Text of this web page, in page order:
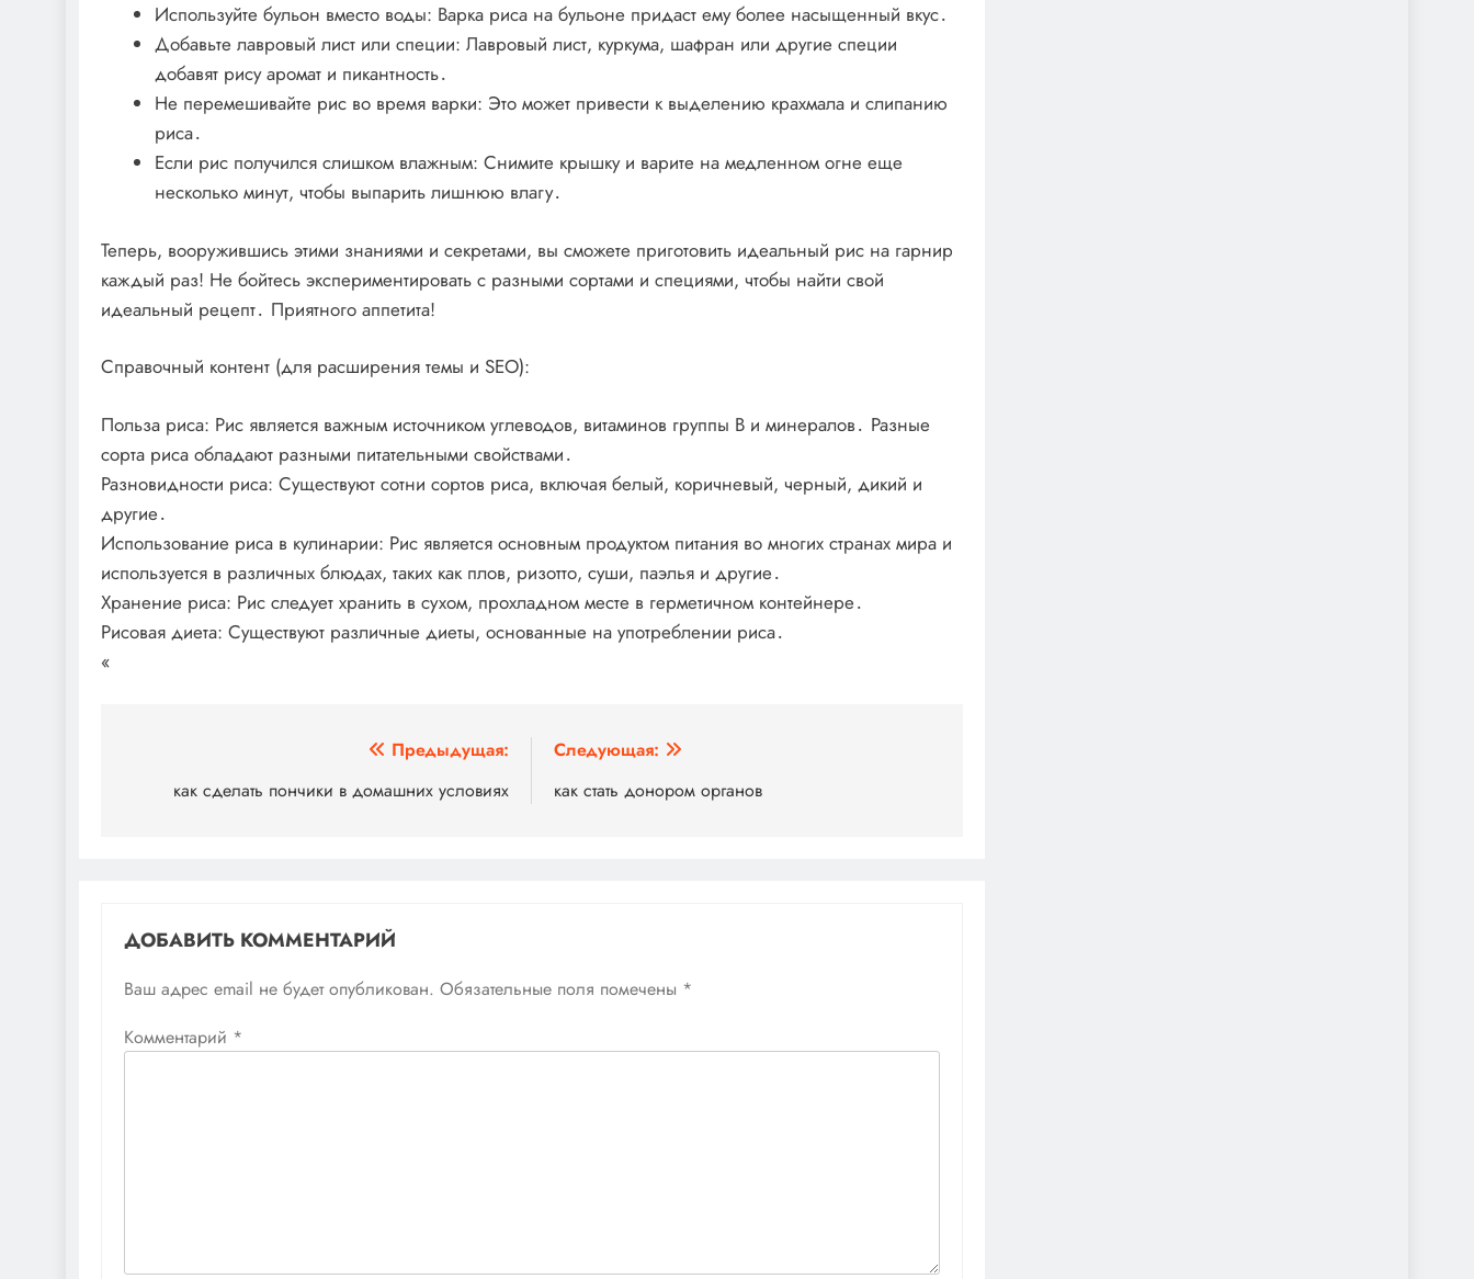
Используйте бульон вместо воды: Варка риса на бульоне придаст ему более насыщенный вкус․
Добавьте лавровый лист или специи: Лавровый лист, куркума, шафран или другие специи
добавят рису аромат и пикантность․
Не перемешивайте рис во время варки: Это может привести к выделению крахмала и слипанию
риса․
Если рис получился слишком влажным: Снимите крышку и варите на медленном огне еще
несколько минут, чтобы выпарить лишнюю влагу․
Теперь, вооружившись этими знаниями и секретами, вы сможете приготовить идеальный рис на гарнир
каждый раз! Не бойтесь экспериментировать с разными сортами и специями, чтобы найти свой
идеальный рецепт․ Приятного аппетита!
Справочный контент (для расширения темы и SEO):
Польза риса: Рис является важным источником углеводов, витаминов группы B и минералов․ Разные
сорта риса обладают разными питательными свойствами․
Разновидности риса: Существуют сотни сортов риса, включая белый, коричневый, черный, дикий и
другие․
Использование риса в кулинарии: Рис является основным продуктом питания во многих странах мира и
используется в различных блюдах, таких как плов, ризотто, суши, паэлья и другие․
Хранение риса: Рис следует хранить в сухом, прохладном месте в герметичном контейнере․
Рисовая диета: Существуют различные диеты, основанные на употреблении риса․
«
Предыдущая:
как сделать пончики в домашних условиях
Следующая:
как стать донором органов
ДОБАВИТЬ КОММЕНТАРИЙ
Ваш адрес email не будет опубликован. Обязательные поля помечены *
Комментарий *